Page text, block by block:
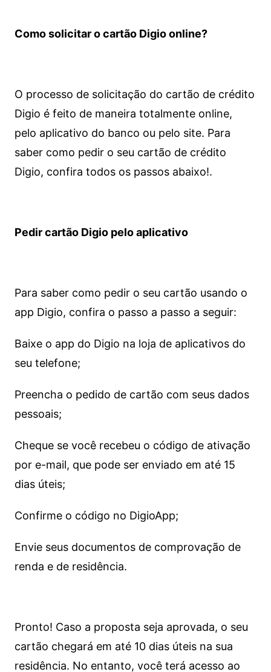
Como solicitar o cartão Digio online?
O processo de solicitação do cartão de crédito
Digio é feito de maneira totalmente online,
pelo aplicativo do banco ou pelo site. Para
saber como pedir o seu cartão de crédito
Digio, confira todos os passos abaixo!.
Pedir cartão Digio pelo aplicativo
Para saber como pedir o seu cartão usando o
app Digio, confira o passo a passo a seguir:
Baixe o app do Digio na loja de aplicativos do
seu telefone;
Preencha o pedido de cartão com seus dados
pessoais;
Cheque se você recebeu o código de ativação
por e-mail, que pode ser enviado em até 15
dias úteis;
Confirme o código no DigioApp;
Envie seus documentos de comprovação de
renda e de residência.
Pronto! Caso a proposta seja aprovada, o seu
cartão chegará em até 10 dias úteis na sua
residência. No entanto, você terá acesso ao